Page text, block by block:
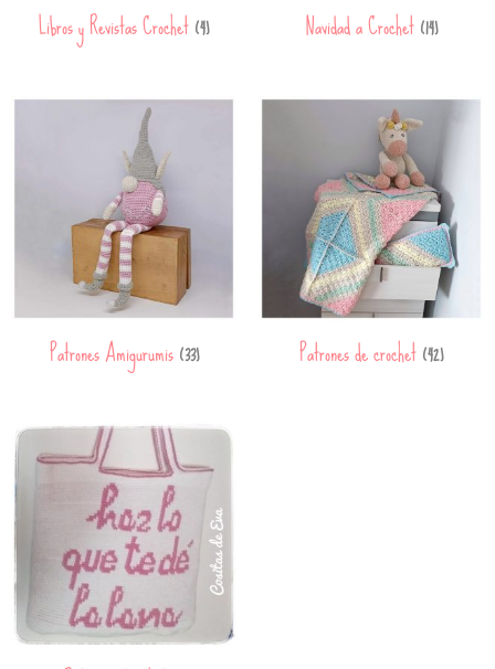
Libros y Revistas Crochet(4) Navidad a Crochet(14)
Patrones Amigurumis(33) Patrones de crochet(42)